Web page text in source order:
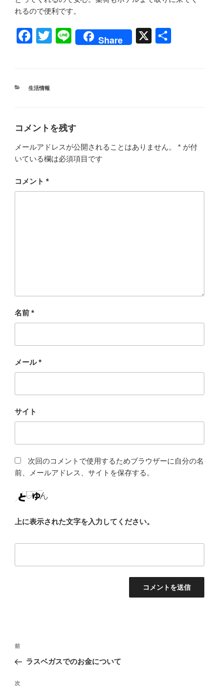
れるので便利です。
F
e
o
k
T
Li
Share X
カ
生活情報
コメントを残す
メールアドレスが公開されることはありません。 * が付
いている欄は必須項目です
コメント *
名前 *
メール*
サイト
次回のコメントで使用するためブラウザーに自分の名
前、メールアドレス、サイトを保存する。
上に表示された文字を入力してください。
投
ナ
ビ
前
の
稿
前
ラスベガスでのお金について
次
次